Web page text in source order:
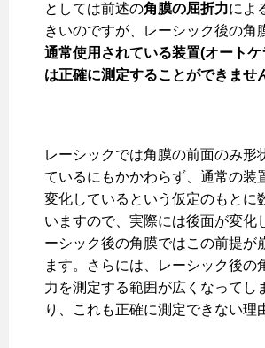
としては前述の角膜の屈折力によ
きいのですが、レーシック後の角
通常使用されている装置(オート
は正確に測定することができませ
レーシックでは角膜の前面のみ形
ているにもかかわらず、通常の装
変化しているという仮定のもとに
いますので、実際には後面が変化
ーシック後の角膜ではこの前提が
ます。さらには、レーシック後の
力を測定する範囲が広くなってし
り、これも正確に測定できない理